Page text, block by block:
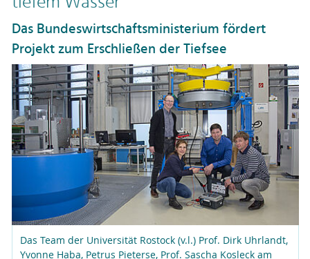
Das Bundeswirtschaftsministerium fördert
Projekt zum Erschließen der Tiefsee
Das Team der Universität Rostock (v.l.) Prof. Dirk Uhrlandt,
Yvonne Haba, Petrus Pieterse, Prof. Sascha Kosleck am